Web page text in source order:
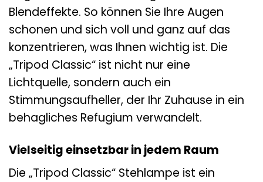
Blendeffekte. So können Sie Ihre Augen
schonen und sich voll und ganz auf das
konzentrieren, was Ihnen wichtig ist. Die
„Tripod Classic“ ist nicht nur eine
Lichtquelle, sondern auch ein
Stimmungsaufheller, der Ihr Zuhause in ein
behagliches Refugium verwandelt.
Vielseitig einsetzbar in jedem Raum
Die „Tripod Classic“ Stehlampe ist ein